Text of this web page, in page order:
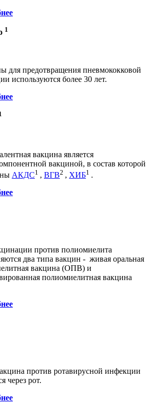
1
для предотвращения пневмококковой
используются более 30 лет.
вакцина является
вакциной, в состав которой
АКДС1 , ВГВ2 , ХИБ1 .
против полиомиелита
два типа вакцин - живая оральная
вакцина (ОПВ) и
полиомиелитная вакцина
против ротавирусной инфекции
через рот.